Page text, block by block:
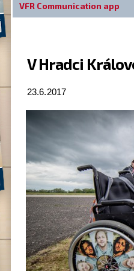
V Hradci
23.6.2017
VFR Communication app